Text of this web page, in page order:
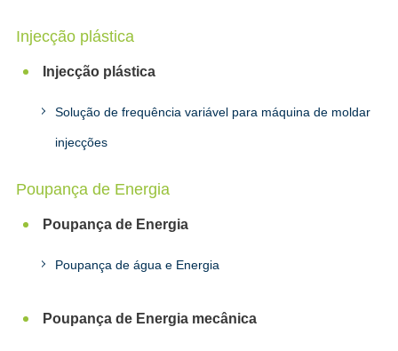
Injecção plástica
Injecção plástica
Solução de frequência variável para máquina de moldar
injecções
Poupança de Energia
Poupança de Energia
Poupança de água e Energia
Poupança de Energia mecânica